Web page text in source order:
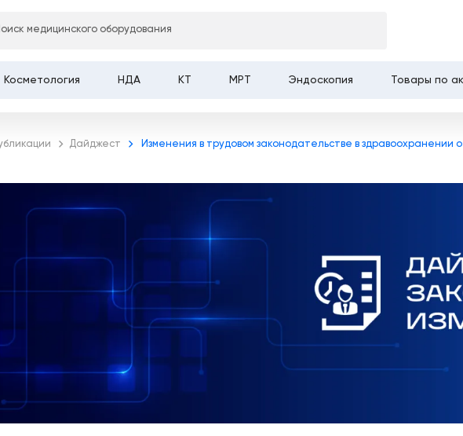
медицинского оборудования
Косметология НДА КТ МРТ Эндоскопия Товары по
Дайджест Изменения в трудовом законодательстве в здравоохранении